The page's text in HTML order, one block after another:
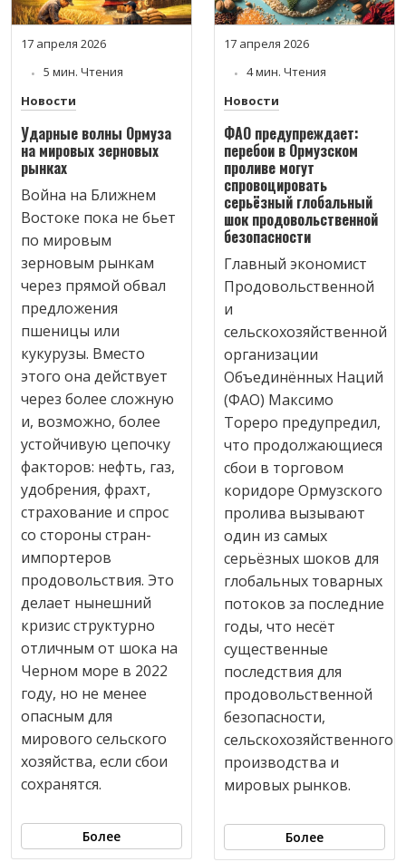
17 апреля 2026
5 мин. Чтения
Новости
Ударные волны Ормуза
на мировых зерновых
рынках
Война на Ближнем
Востоке пока не бьет
по мировым
зерновым рынкам
через прямой обвал
предложения
пшеницы или
кукурузы. Вместо
этого она действует
через более сложную
и, возможно, более
устойчивую цепочку
факторов: нефть, газ,
удобрения, фрахт,
страхование и спрос
со стороны стран-
импортеров
продовольствия. Это
делает нынешний
кризис структурно
отличным от шока на
Черном море в 2022
году, но не менее
опасным для
мирового сельского
хозяйства, если сбои
сохранятся.
Более
17 апреля 2026
4 мин. Чтения
Новости
ФАО предупреждает:
перебои в Ормузском
проливе могут
спровоцировать
серьёзный глобальный
шок продовольственной
безопасности
Главный экономист
Продовольственной
и
сельскохозяйственной
организации
Объединённых Наций
(ФАО) Максимо
Тореро предупредил,
что продолжающиеся
сбои в торговом
коридоре Ормузского
пролива вызывают
один из самых
серьёзных шоков для
глобальных товарных
потоков за последние
годы, что несёт
существенные
последствия для
продовольственной
безопасности,
сельскохозяйственного
производства и
мировых рынков.
Более